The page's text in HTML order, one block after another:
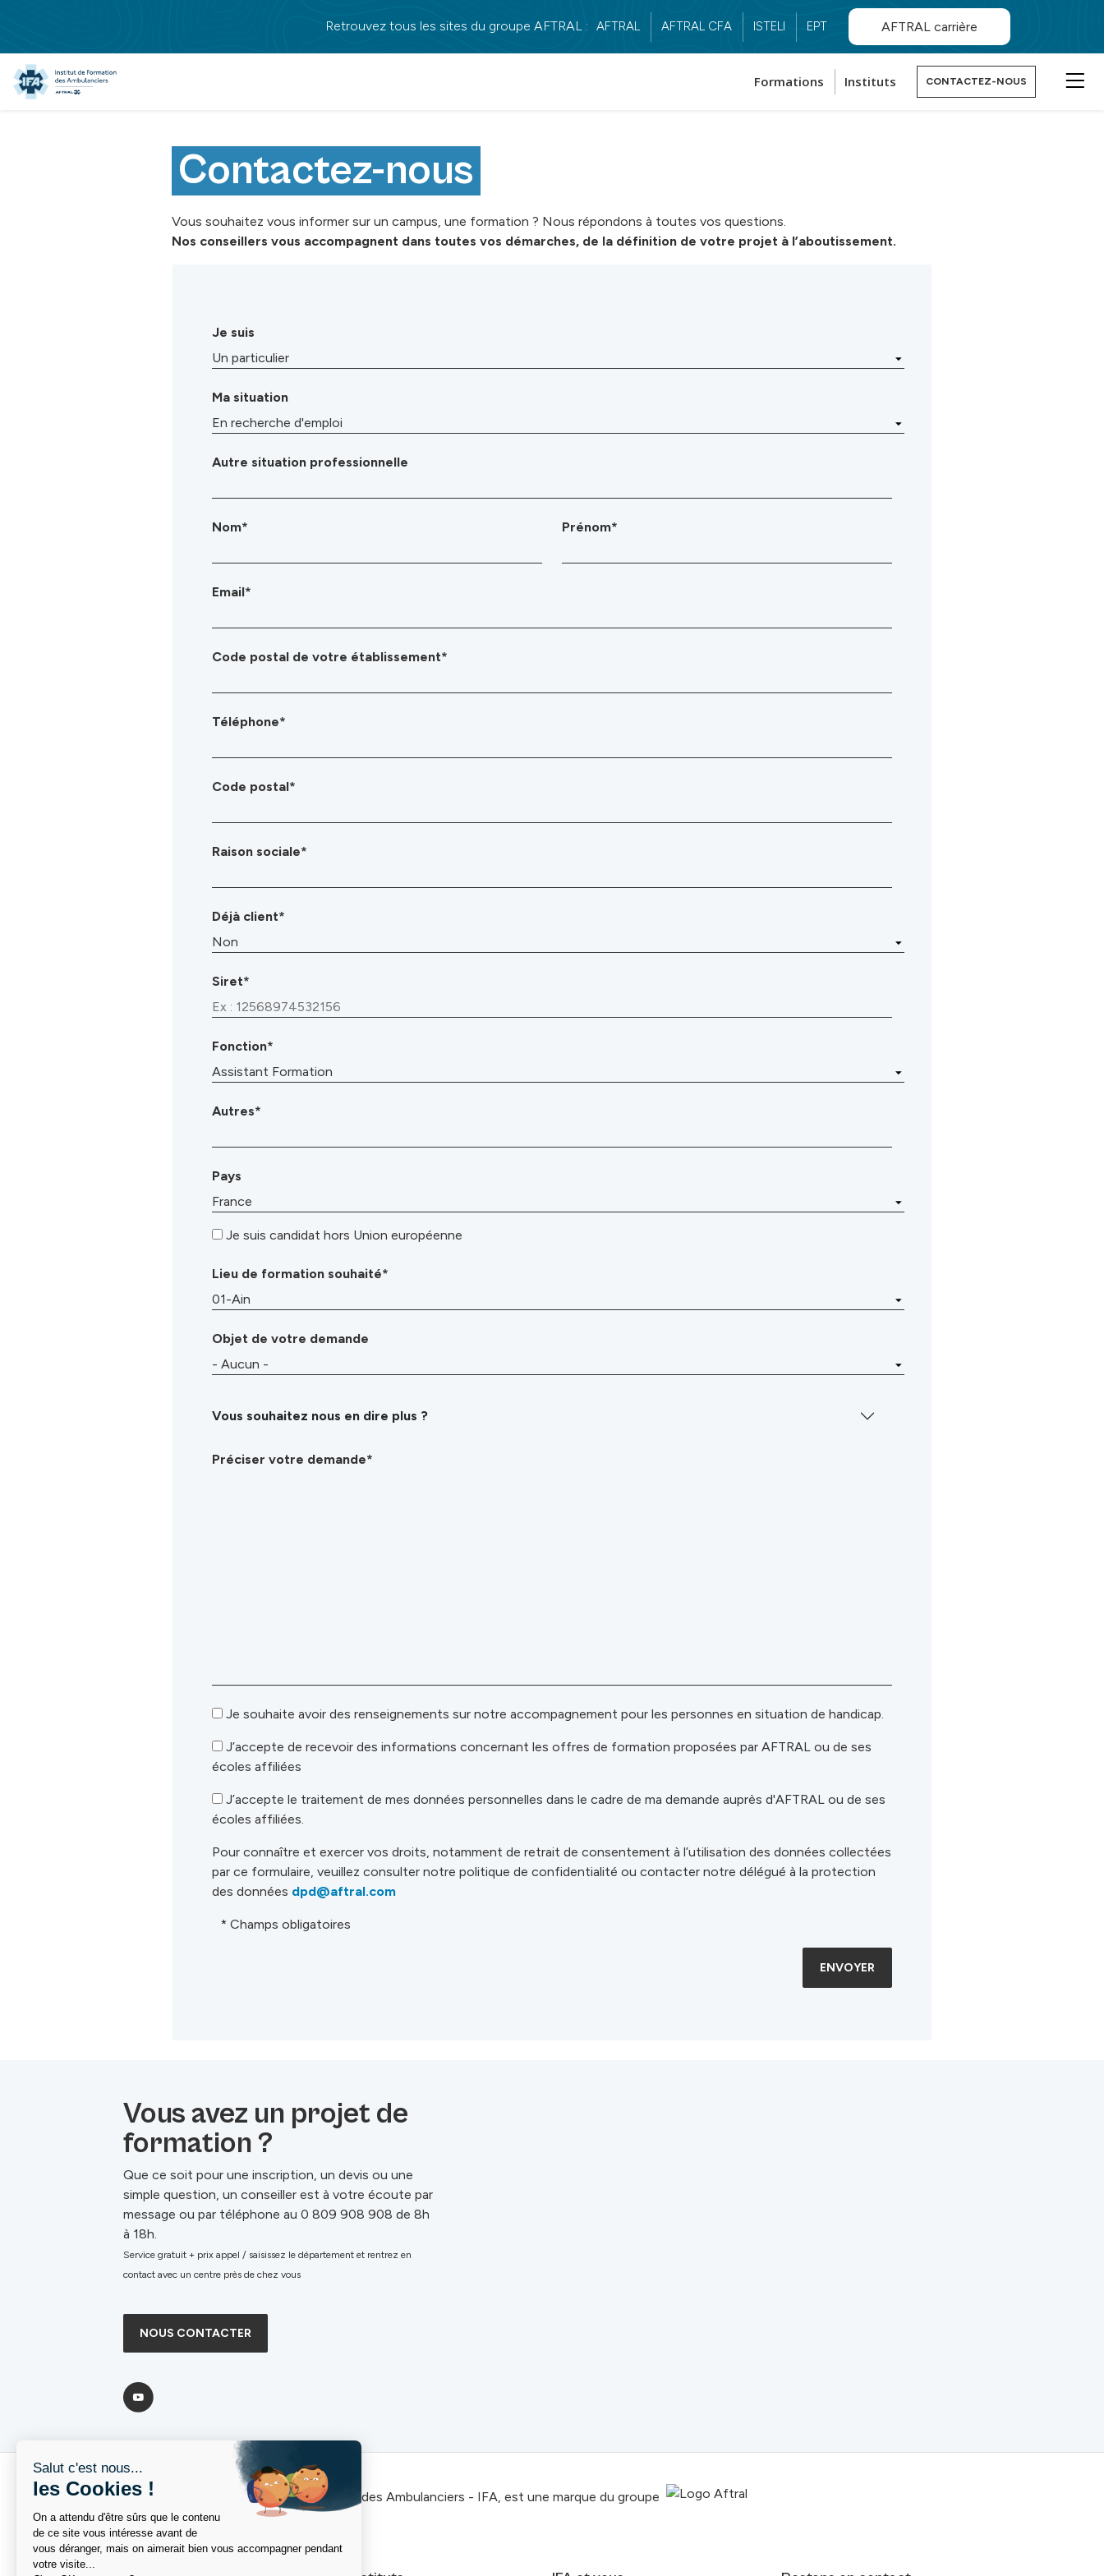
Retrouvez tous les sites du groupe AFTRAL :
AFTRAL AFTRAL CFA ISTELI EPT AFTRAL carrière
Formations Instituts CONTACTEZ-NOUS
Contactez-nous
Vous souhaitez vous informer sur un campus, une formation ? Nous répondons à toutes vos questions.
Nos conseillers vous accompagnent dans toutes vos démarches, de la définition de votre projet à l’aboutissement.
Je suis
Ma situation
Autre situation professionnelle
Nom* Prénom*
Email*
Code postal de votre établissement*
Téléphone*
Code postal*
Raison sociale*
Déjà client*
Siret*
Fonction*
Autres*
Pays
Je suis candidat hors Union européenne
Lieu de formation souhaité*
Objet de votre demande
Vous souhaitez nous en dire plus ?
Préciser votre demande*
Je souhaite avoir des renseignements sur notre accompagnement pour les personnes en situation de handicap.
J’accepte de recevoir des informations concernant les offres de formation proposées par AFTRAL ou de ses
écoles affiliées
J’accepte le traitement de mes données personnelles dans le cadre de ma demande auprès d'AFTRAL ou de ses
écoles affiliées.
Pour connaître et exercer vos droits, notamment de retrait de consentement à l’utilisation des données collectées
par ce formulaire, veuillez consulter notre politique de confidentialité ou contacter notre délégué à la protection
des données dpd@aftral.com
* Champs obligatoires
Vous avez un projet de
formation ?
Que ce soit pour une inscription, un devis ou une
simple question, un conseiller est à votre écoute par
message ou par téléphone au 0 809 908 908 de 8h
à 18h.
Service gratuit + prix appel / saisissez le département et rentrez en
contact avec un centre près de chez vous
NOUS CONTACTER
L'Institut de Formation des Ambulanciers - IFA, est une marque du groupe